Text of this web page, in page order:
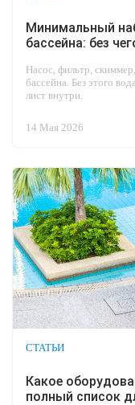
Минимальный
бассейна: без
Насос, фильтр,
бассейна. Без этого
лист внутри.
14 Мая 2026
СТАТЬИ
Какое
полный список